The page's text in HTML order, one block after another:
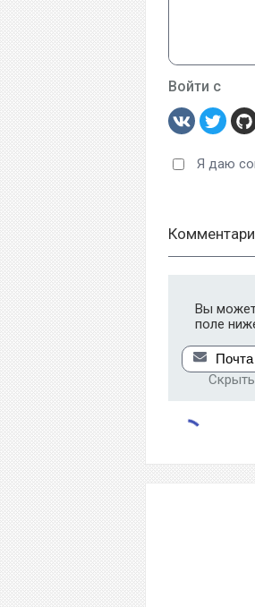
Войти с
Я даю
Вы
поле